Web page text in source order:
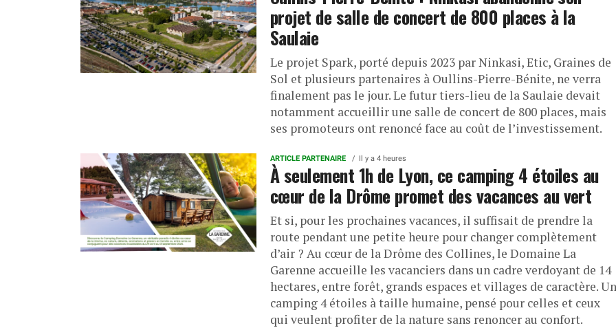
projet de salle de concert de 800 places à la
Saulaie
Le projet Spark, porté depuis 2023 par Ninkasi, Etic, Graines de
Sol et plusieurs partenaires à Oullins-Pierre-Bénite, ne verra
finalement pas le jour. Le futur tiers-lieu de la Saulaie devait
notamment accueillir une salle de concert de 800 places, mais
ses promoteurs ont renoncé face au coût de l’investissement.
ARTICLE PARTENAIRE Il y a 4 heures
À seulement 1h de Lyon, ce camping 4 étoiles au
cœur de la Drôme promet des vacances au vert
Et si, pour les prochaines vacances, il suffisait de prendre la
route pendant une petite heure pour changer complètement
d’air ? Au cœur de la Drôme des Collines, le Domaine La
Garenne accueille les vacanciers dans un cadre verdoyant de 14
hectares, entre forêt, grands espaces et villages de caractère. Un
camping 4 étoiles à taille humaine, pensé pour celles et ceux
qui veulent profiter de la nature sans renoncer au confort.